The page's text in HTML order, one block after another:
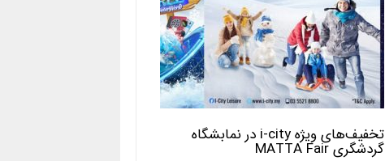
تخفیف‌های ویژه i-city در نمابشگاه
گردشگری MATTA Fair